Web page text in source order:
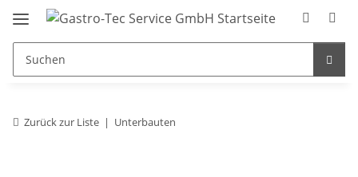
Zurück zur Liste Unterbauten